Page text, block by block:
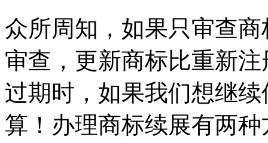
众所周知，如果只审查
审查，更新商标比重新
过期时，如果我们想继
算！办理商标续展有两